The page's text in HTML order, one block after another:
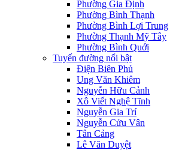
Phường Gia Định
Phường Bình Thạnh
Phường Bình Lợi Trung
Phường Thạnh Mỹ Tây
Phường Bình Quới
Tuyến đường nổi bật
Điện Biên Phủ
Ung Văn Khiêm
Nguyễn Hữu Cảnh
Xô Viết Nghệ Tĩnh
Nguyễn Gia Trí
Nguyễn Cửu Vân
Tân Cảng
Lê Văn Duyệt